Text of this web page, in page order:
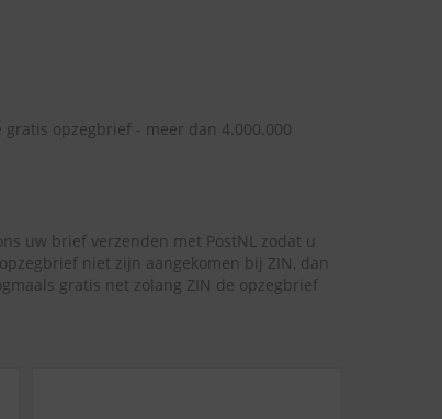
opzegbrief - meer dan 4.000.000
uw brief verzenden met PostNL zodat u
niet zijn aangekomen bij ZIN, dan
gratis net zolang ZIN de opzegbrief